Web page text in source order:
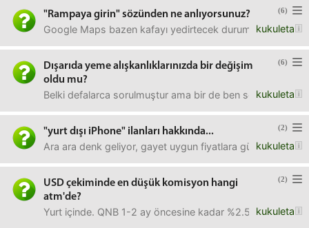
(6)
"Rampaya girin" sözünden ne anlıyorsunuz?
kukuleta
Google Maps bazen kafayı yedirtecek duruma getiriyor
(6)
Dışarıda yeme alışkanlıklarınızda bir değişim
oldu mu?
kukuleta
Belki defalarca sorulmuştur ama bir de ben sorayım
(2)
"yurt dışı iPhone" ilanları hakkında...
kukuleta
Ara ara denk geliyor, gayet uygun fiyatlara güncel model
(2)
USD çekiminde en düşük komisyon hangi
atm'de?
kukuleta
Yurt içinde. QNB 1-2 ay öncesine kadar %2.5 komisyon